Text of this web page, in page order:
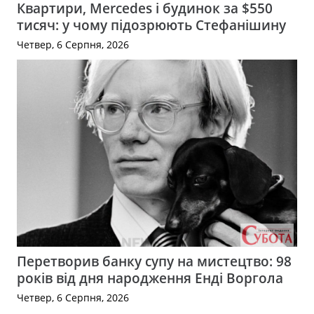
Квартири, Mercedes і будинок за $550
тисяч: у чому підозрюють Стефанішину
Четвер, 6 Серпня, 2026
Перетворив банку супу на мистецтво: 98
років від дня народження Енді Воргола
Четвер, 6 Серпня, 2026